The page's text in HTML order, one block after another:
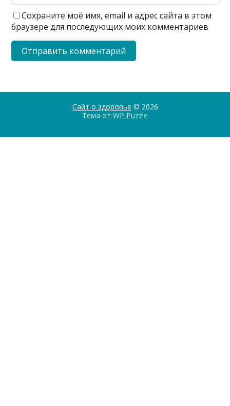
Сохраните моё имя, email и адрес сайта в этом
браузере для последующих моих комментариев
Сайт о здоровье © 2026
Тема от WP Puzzle